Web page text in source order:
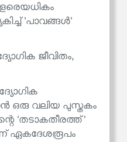
'പാവങ്ങൾ'
ജീവിതം,
ഒരു വലിയ പുസ്തകം
'തടാകതീരത്ത്'
ഏകദേശരൂപം